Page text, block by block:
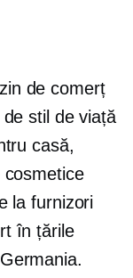
de comerț
stil de viață
casă,
cosmetice
la furnizori
în țările